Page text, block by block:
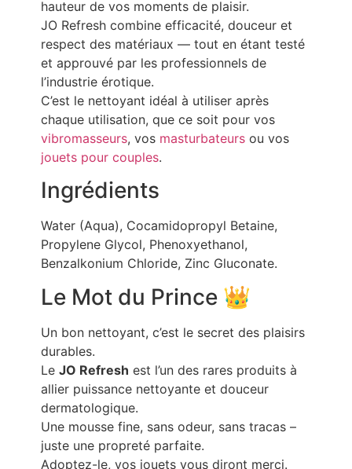
hauteur de vos moments de plaisir.
JO Refresh combine efficacité, douceur et
respect des matériaux — tout en étant testé
et approuvé par les professionnels de
l’industrie érotique.
C’est le nettoyant idéal à utiliser après
chaque utilisation, que ce soit pour vos
vibromasseurs, vos masturbateurs ou vos
jouets pour couples.
Ingrédients
Water (Aqua), Cocamidopropyl Betaine,
Propylene Glycol, Phenoxyethanol,
Benzalkonium Chloride, Zinc Gluconate.
Le Mot du Prince 👑
Un bon nettoyant, c’est le secret des plaisirs
durables.
Le JO Refresh est l’un des rares produits à
allier puissance nettoyante et douceur
dermatologique.
Une mousse fine, sans odeur, sans tracas –
juste une propreté parfaite.
Adoptez-le, vos jouets vous diront merci.